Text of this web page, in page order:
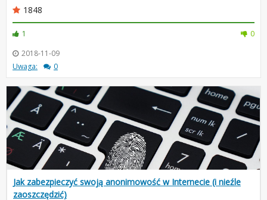
1848
1
0
2018-11-09
Uwaga:
0
Jak zabezpieczyć swoją anonimowość w Internecie (i nieźle
zaoszczędzić)